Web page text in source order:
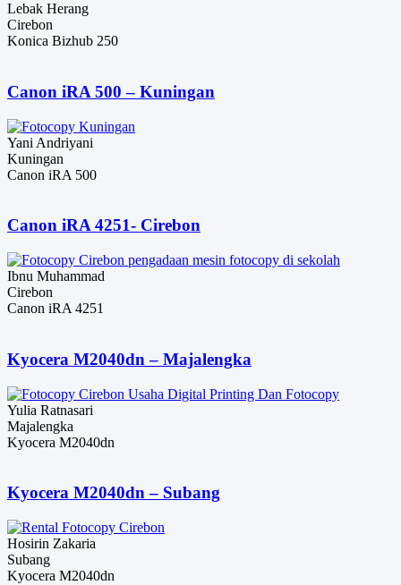
Lebak Herang
Cirebon
Konica Bizhub 250
Canon iRA 500 – Kuningan
Yani Andriyani
Kuningan
Canon iRA 500
Canon iRA 4251- Cirebon
Ibnu Muhammad
Cirebon
Canon iRA 4251
Kyocera M2040dn – Majalengka
Yulia Ratnasari
Majalengka
Kyocera M2040dn
Kyocera M2040dn – Subang
Hosirin Zakaria
Subang
Kyocera M2040dn